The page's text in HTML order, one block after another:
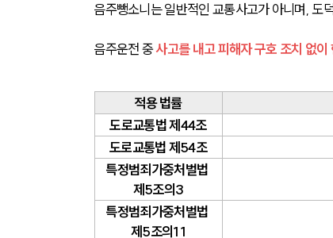
음주뺑소니는 일반적인 교통사고가 아니며, 도
음주운전 중 사고를 내고 피해자 구호 조치 없
적용 법률
도로교통법 제44조
도로교통법 제54조
특정범죄가중처벌법
제5조의3
특정범죄가중처벌법
제5조의11